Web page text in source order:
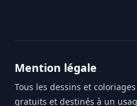
Mention légale
Tous les dessins et
gratuits et destinés à un